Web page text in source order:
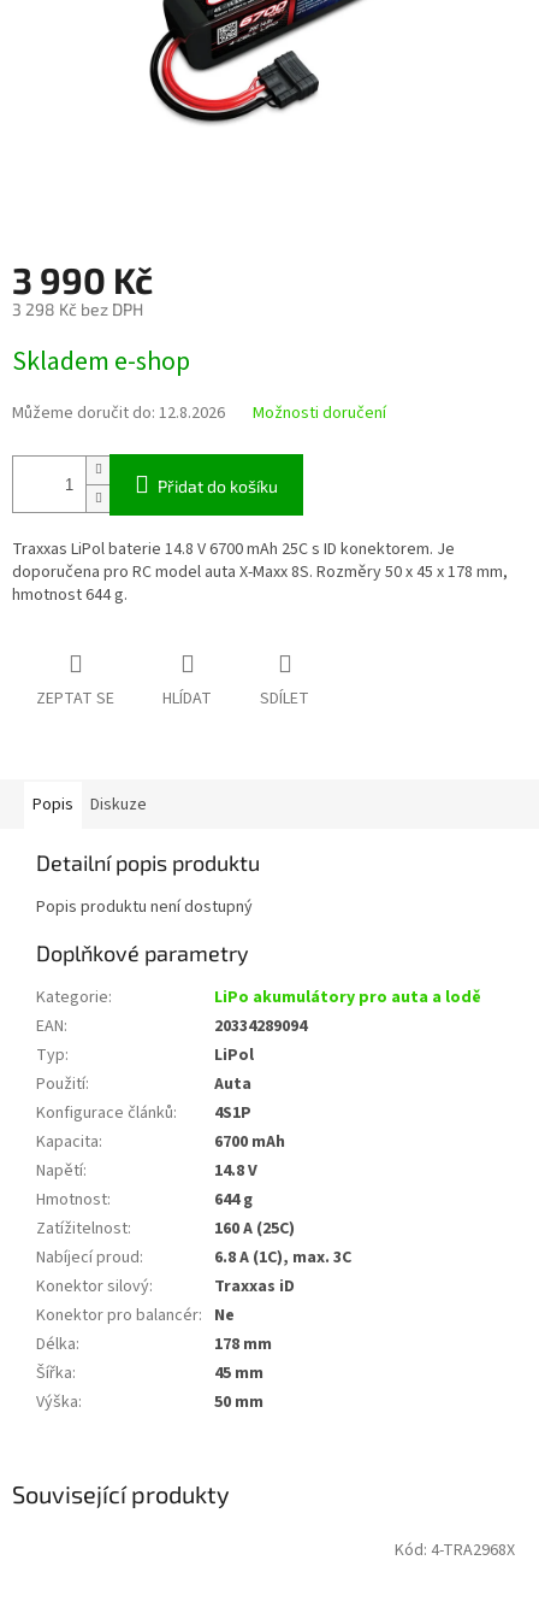
3 990 Kč
3 298 Kč bez DPH
cena:
Skladem e-shop
Můžeme doručit do: 12.8.2026 Možnosti doručení
Přidat do košíku
Traxxas LiPol baterie 14.8 V 6700 mAh 25C s ID konektorem. Je
doporučena pro RC model auta X-Maxx 8S. Rozměry 50 x 45 x 178 mm,
hmotnost 644 g.
ZEPTAT SE HLÍDAT SDÍLET
Související produkty
Kód: 4-TRA2968X
Popis Diskuze
Detailní popis produktu
Popis produktu není dostupný
Doplňkové parametry
Kategorie:
LiPo akumulátory pro auta a lodě
EAN:
20334289094
Typ:
LiPol
Použití:
Auta
Konfigurace článků:
4S1P
Kapacita:
6700 mAh
Napětí:
14.8 V
Hmotnost:
644 g
Zatížitelnost:
160 A (25C)
Nabíjecí proud:
6.8 A (1C), max. 3C
Konektor silový:
Traxxas iD
Konektor pro balancér: Ne
Délka:
178 mm
Šířka:
45 mm
Výška: 50 mm